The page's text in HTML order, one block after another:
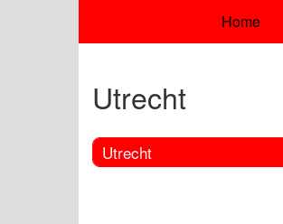
Home
Utrecht
Utrecht